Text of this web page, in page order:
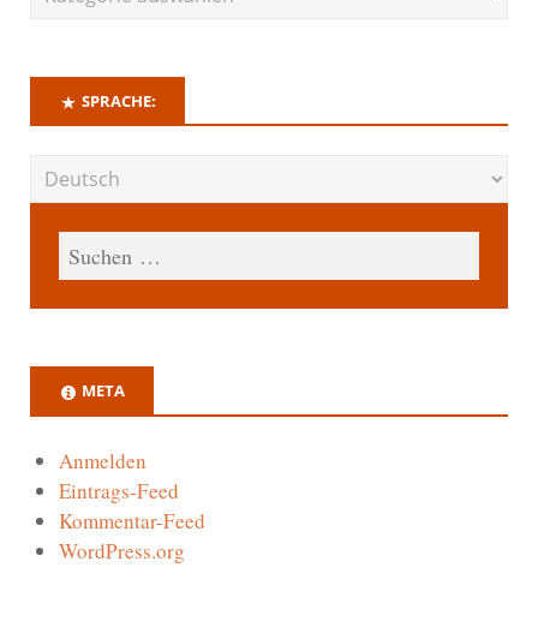
SPRACHE:
META
Anmelden
Eintrags-Feed
Kommentar-Feed
WordPress.org